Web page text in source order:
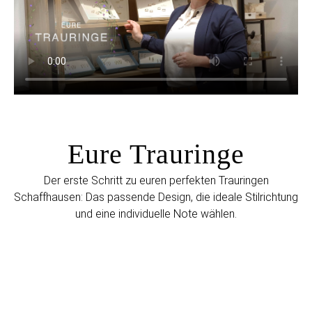
Eure Trauringe
Der erste Schritt zu euren perfekten Trauringen
Schaffhausen: Das passende Design, die ideale Stilrichtung
und eine individuelle Note wählen.